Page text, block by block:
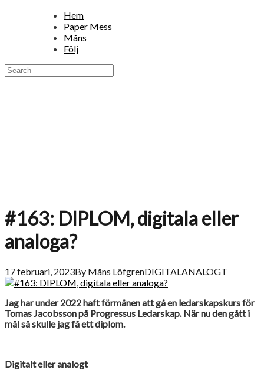
Hem
Paper Mess
Måns
Följ
#163: DIPLOM, digitala eller
analoga?
17 februari, 2023By Måns LöfgrenDIGITALANALOGT
Jag har under 2022 haft förmånen att gå en ledarskapskurs för
Tomas Jacobsson på Progressus Ledarskap. När nu den gått i
mål så skulle jag få ett diplom.
Digitalt eller analogt